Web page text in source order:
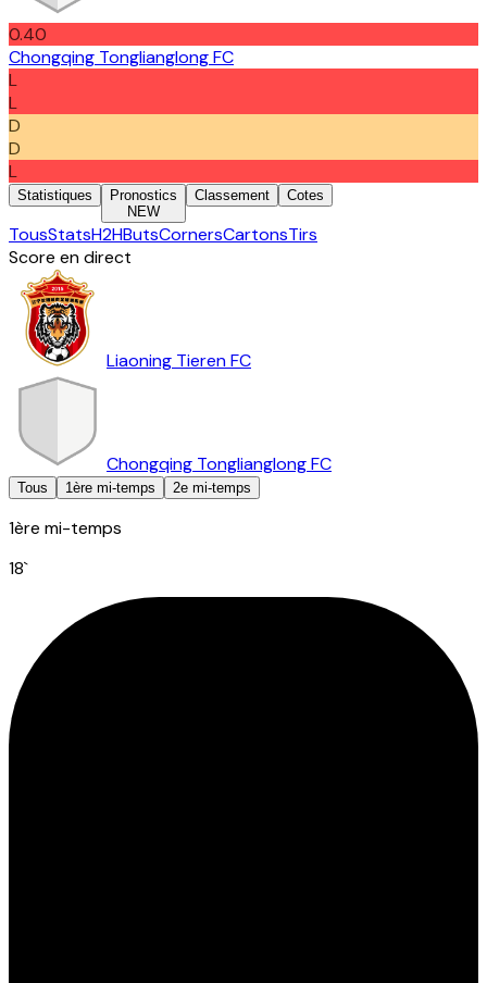
0.40
Chongqing Tonglianglong FC
L
L
D
D
L
Statistiques
Pronostics
NEW
Classement Cotes
TousStatsH2HButsCornersCartonsTirs
Score en direct
Liaoning Tieren FC
Chongqing Tonglianglong FC
Tous 1ère mi-temps 2e mi-temps
1ère mi-temps
18`